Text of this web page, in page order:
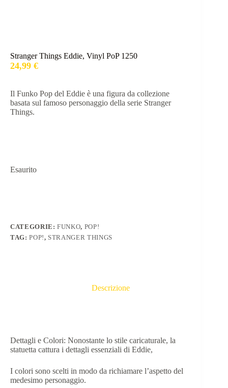
Stranger Things Eddie, Vinyl PoP 1250
24,99 €
Il Funko Pop del Eddie è una figura da collezione
basata sul famoso personaggio della serie Stranger
Things.
Esaurito
CATEGORIE:FUNKO, POP!
TAG:POP!, STRANGER THINGS
Descrizione
Dettagli e Colori: Nonostante lo stile caricaturale, la
statuetta cattura i dettagli essenziali di Eddie,
I colori sono scelti in modo da richiamare l’aspetto del
medesimo personaggio.